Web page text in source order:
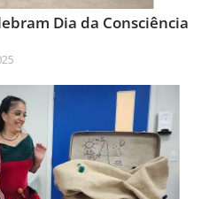
Dia da Consciência